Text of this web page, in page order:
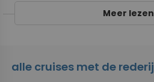
Meer lezen
alle cruises met de rederij